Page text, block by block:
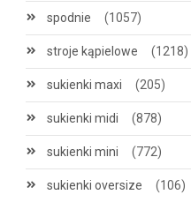
spodnie (1057)
stroje kąpielowe (1218)
sukienki maxi (205)
sukienki midi (878)
sukienki mini (772)
sukienki oversize (106)